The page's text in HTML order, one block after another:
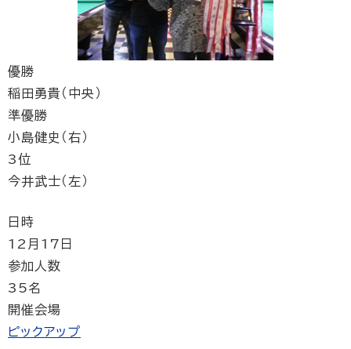
優勝
稲田勇貴（中央）
準優勝
小島健史（右）
3位
今井武士（左）
日時
12月17日
参加人数
35名
開催会場
ピックアップ